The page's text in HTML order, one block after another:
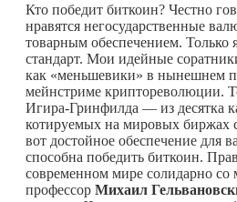
Кто победит биткоин? Честно
нравятся негосударственные
товарным обеспечением. Только
стандарт. Мои идейные
как «меньшевики» в нынешнем
мейнстриме криптореволюции.
Игира-Гринфилда — из десятка
котируемых на мировых биржах
вот достойное обеспечение для
способна победить биткоин.
современном мире солидарно со
профессор Михаил